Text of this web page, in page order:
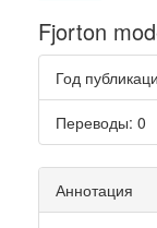
Fjorton
Год
Переводы: 0
Аннотация